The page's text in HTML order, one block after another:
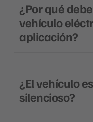
¿Por qué
vehículo
aplicación?
¿El vehículo
silencioso?